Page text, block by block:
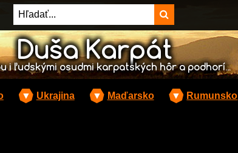
Duša Karpát
i ľudskými osudmi karpatských hôr a podhorí...
▼ Ukrajina ▼ Maďarsko ▼ Rumunsko